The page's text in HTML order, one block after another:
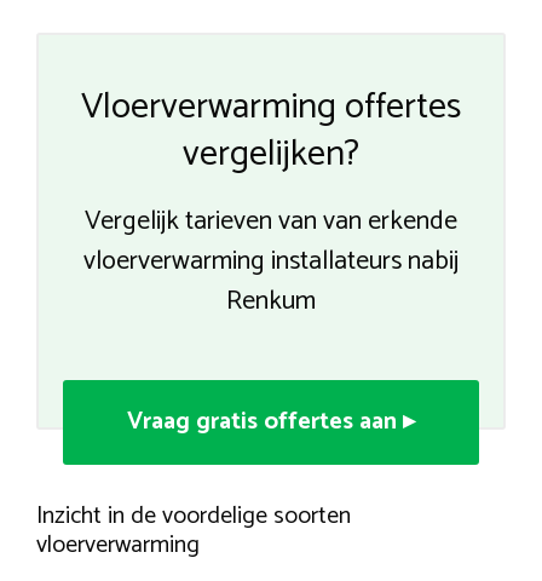
Vloerverwarming offertes
vergelijken?
Vergelijk tarieven van van erkende
vloerverwarming installateurs nabij
Renkum
Vraag gratis offertes aan ▸
Inzicht in de voordelige soorten
vloerverwarming